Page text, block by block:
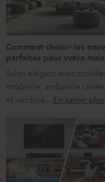
Comment choisir les
parfaites pour votre
Salon élégant avec
moderne, ambiance
et verdure… En savoir plus